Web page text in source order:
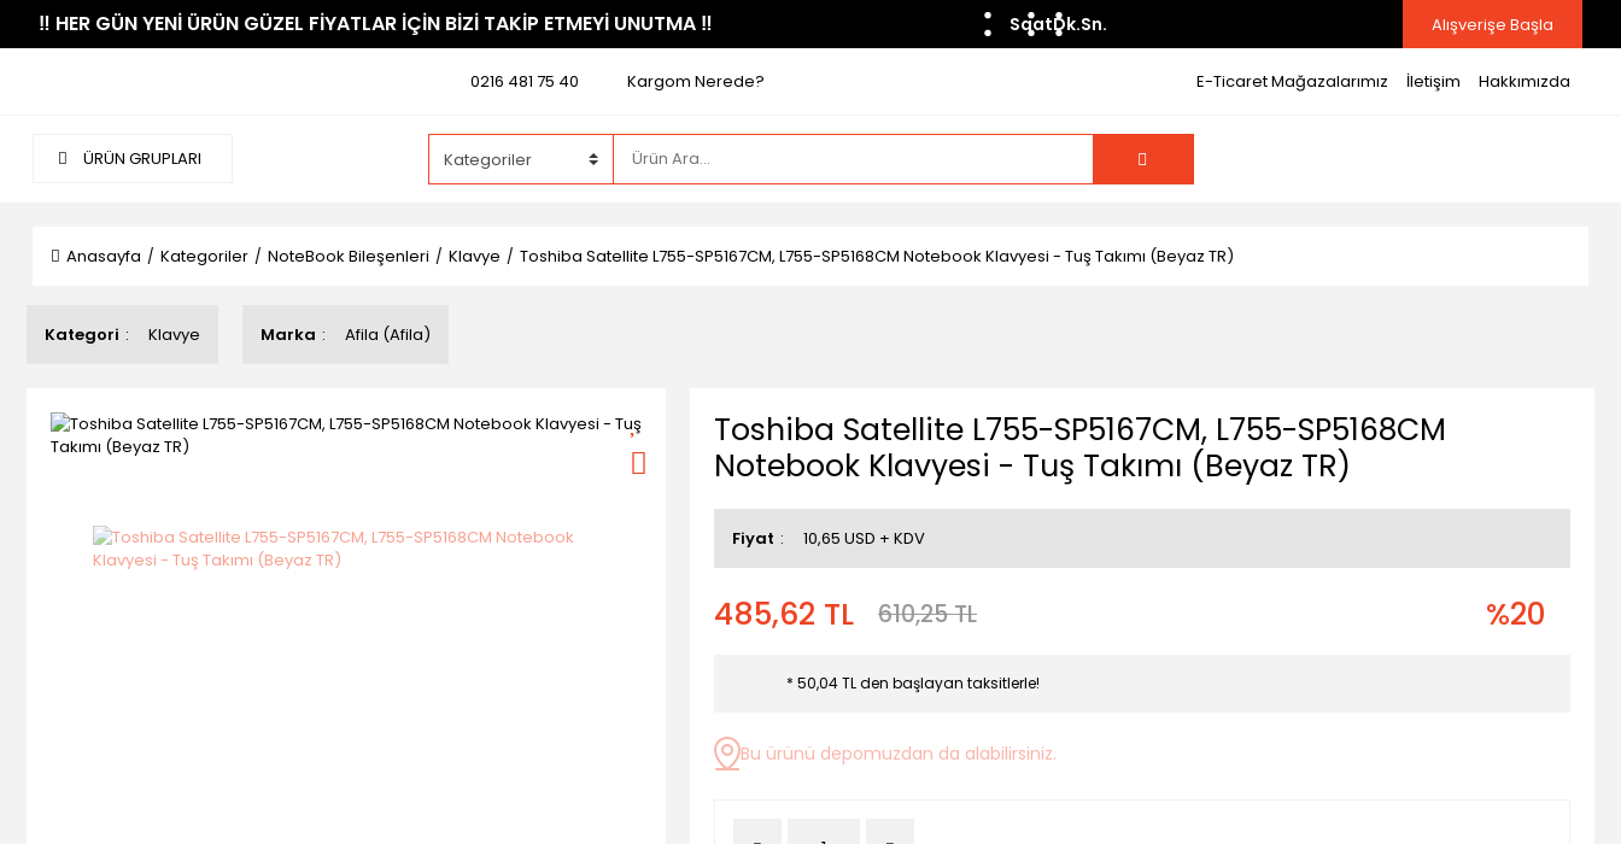
​‼️​ HER GÜN YENİ ÜRÜN GÜZEL FİYATLAR İÇİN BİZİ TAKİP ETMEYİ UNUTMA ​‼️​ SaatDk.Sn. Alışverişe Başla
0216 481 75 40 Kargom Nerede? E-Ticaret Mağazalarımız İletişim Hakkımızda
ÜRÜN GRUPLARI
Anasayfa Kategoriler NoteBook Bileşenleri Klavye Toshiba Satellite L755-SP5167CM, L755-SP5168CM Notebook Klavyesi - Tuş Takımı (Beyaz TR)
Kategori Klavye Marka Afila (Afila)
Toshiba Satellite L755-SP5167CM, L755-SP5168CM
Notebook Klavyesi - Tuş Takımı (Beyaz TR)
Fiyat 10,65 USD + KDV
485,62 TL 610,25 TL %20
* 50,04 TL den başlayan taksitlerle!
Bu ürünü depomuzdan da alabilirsiniz.